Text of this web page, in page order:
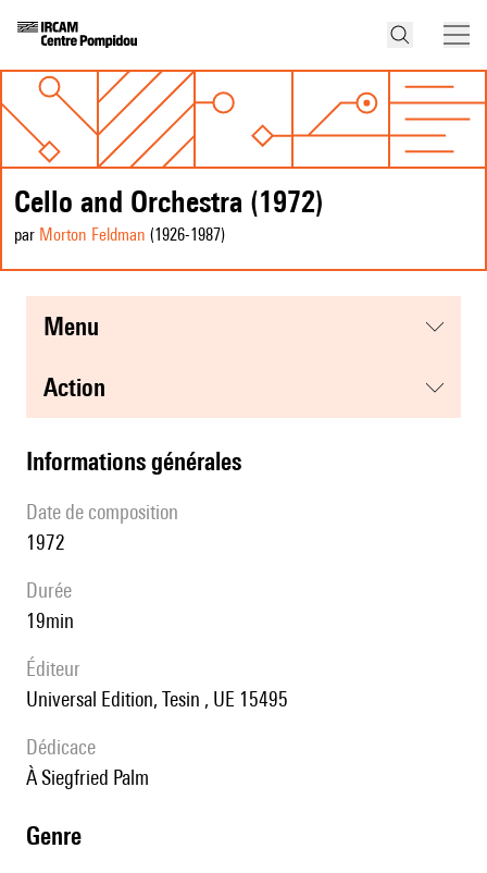
Cello and Orchestra (1972)
par Morton Feldman (1926-1987)
menu
action
informations générales
date de composition
1972
durée
19min
éditeur
Universal Edition, Tesin , UE 15495
Dédicace
à Siegfried Palm
genre